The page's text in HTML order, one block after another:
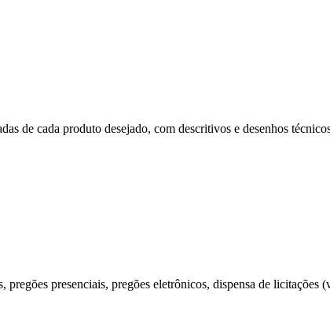
de cada produto desejado, com descritivos e desenhos
presenciais, pregões eletrônicos, dispensa de licitações